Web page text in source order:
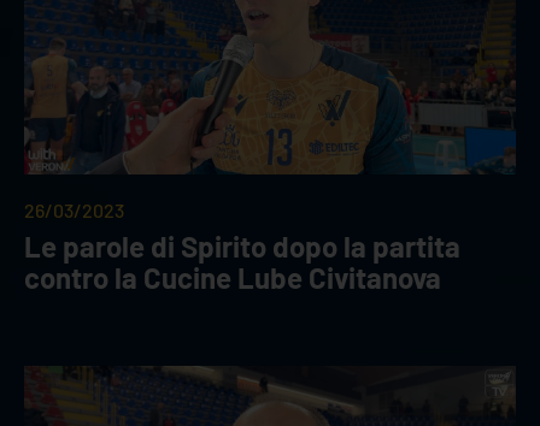
26/03/2023
Le parole di Spirito dopo la partita
contro la Cucine Lube Civitanova